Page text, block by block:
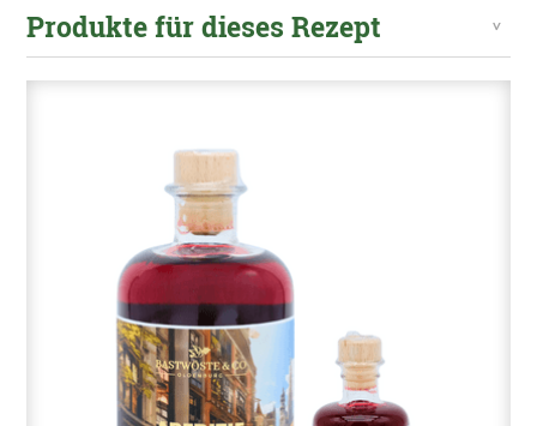
Produkte für dieses Rezept